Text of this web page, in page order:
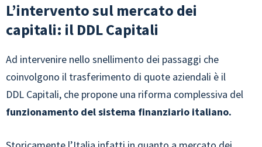
L’intervento sul mercato dei
capitali: il DDL Capitali
Ad intervenire nello snellimento dei passaggi che
coinvolgono il trasferimento di quote aziendali è il
DDL Capitali, che propone una riforma complessiva del
funzionamento del sistema finanziario italiano.